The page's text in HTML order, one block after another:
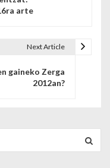
arte
Next Article
gaineko Zerga
2012an?